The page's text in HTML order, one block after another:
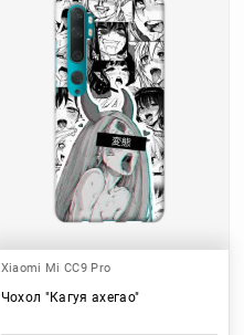
Xiaomi Mi CC9 Pro
Чохол "Кагуя ахегао"